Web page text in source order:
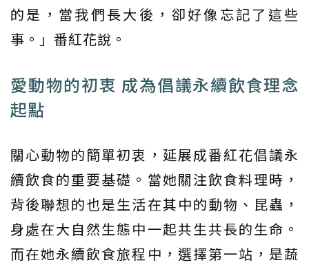
的是，當我們長大後，卻好像忘記了這些
事。」番紅花說。
愛動物的初衷 成為倡議永續飲食理念
起點
關心動物的簡單初衷，延展成番紅花倡議永
續飲食的重要基礎。當她關注飲食料理時，
背後聯想的也是生活在其中的動物、昆蟲，
身處在大自然生態中一起共生共長的生命。
而在她永續飲食旅程中，選擇第一站，是蔬